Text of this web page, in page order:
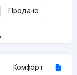
Продано
Комфорт